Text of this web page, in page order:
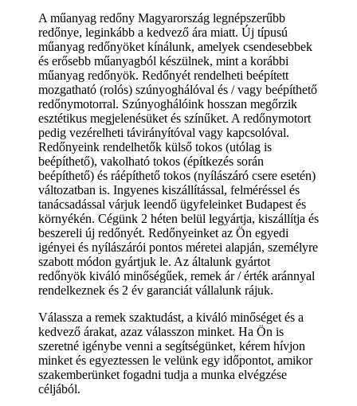
A műanyag redőny Magyarország legnépszerűbb
redőnye, leginkább a kedvező ára miatt. Új típusú
műanyag redőnyöket kínálunk, amelyek csendesebbek
és erősebb műanyagból készülnek, mint a korábbi
műanyag redőnyök. Redőnyét rendelheti beépített
mozgatható (rolós) szúnyoghálóval és / vagy beépíthető
redőnymotorral. Szúnyoghálóink hosszan megőrzik
esztétikus megjelenésüket és színűket. A redőnymotort
pedig vezérelheti távirányítóval vagy kapcsolóval.
Redőnyeink rendelhetők külső tokos (utólag is
beépíthető), vakolható tokos (építkezés során
beépíthető) és ráépíthető tokos (nyílászáró csere esetén)
változatban is. Ingyenes kiszállítással, felméréssel és
tanácsadással várjuk leendő ügyfeleinket Budapest és
környékén. Cégünk 2 héten belül legyártja, kiszállítja és
beszereli új redőnyét. Redőnyeinket az Ön egyedi
igényei és nyílászárói pontos méretei alapján, személyre
szabott módon gyártjuk le. Az általunk gyártot
redőnyök kiváló minőségűek, remek ár / érték aránnyal
rendelkeznek és 2 év garanciát vállalunk rájuk.
Válassza a remek szaktudást, a kiváló minőséget és a
kedvező árakat, azaz válasszon minket. Ha Ön is
szeretné igénybe venni a segítségünket, kérem hívjon
minket és egyeztessen le velünk egy időpontot, amikor
szakemberünket fogadni tudja a munka elvégzése
céljából.